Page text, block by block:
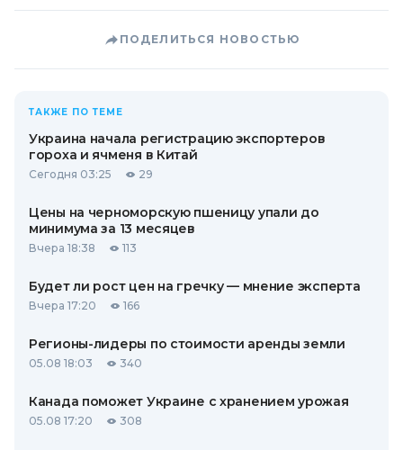
ПОДЕЛИТЬСЯ НОВОСТЬЮ
ТАКЖЕ ПО ТЕМЕ
Украина начала регистрацию экспортеров
гороха и ячменя в Китай
Сегодня 03:25 29
Цены на черноморскую пшеницу упали до
минимума за 13 месяцев
Вчера 18:38 113
Будет ли рост цен на гречку — мнение эксперта
Вчера 17:20 166
Регионы-лидеры по стоимости аренды земли
05.08 18:03 340
Канада поможет Украине с хранением урожая
05.08 17:20 308